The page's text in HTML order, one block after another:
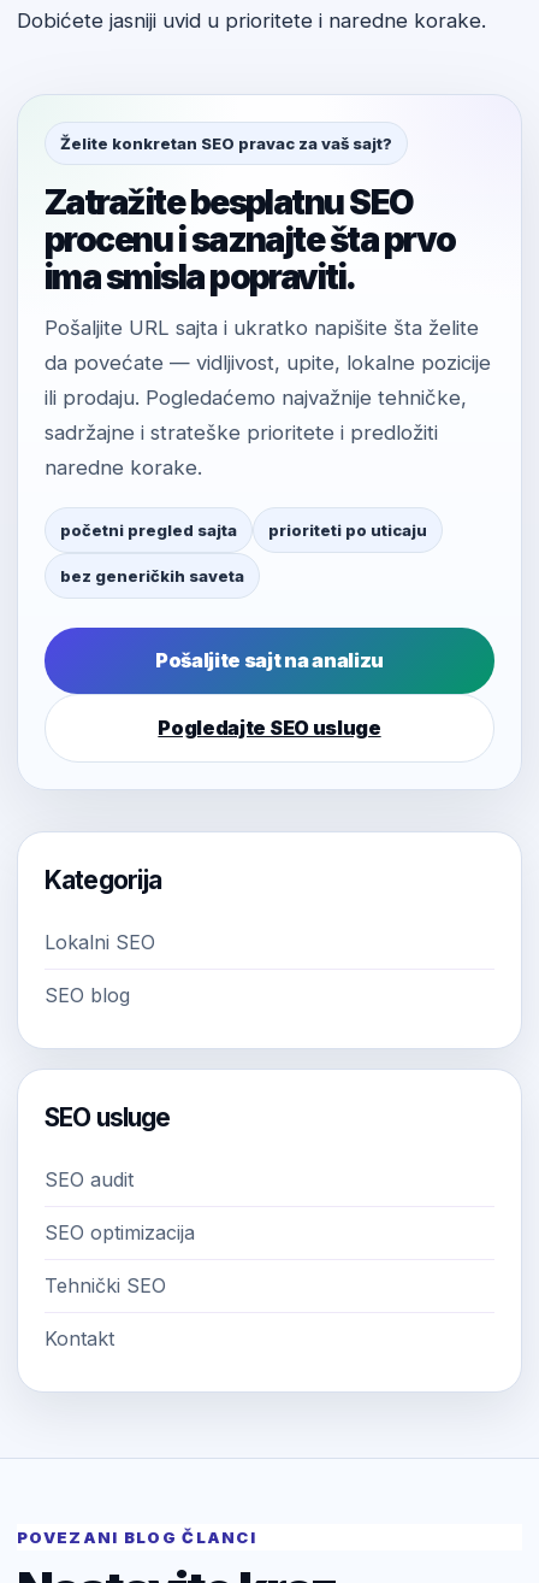
Dobićete jasniji uvid u prioritete i naredne korake.
Želite konkretan SEO pravac za vaš sajt?
Zatražite besplatnu SEO
procenu i saznajte šta prvo
ima smisla popraviti.
Pošaljite URL sajta i ukratko napišite šta želite
da povećate — vidljivost, upite, lokalne pozicije
ili prodaju. Pogledaćemo najvažnije tehničke,
sadržajne i strateške prioritete i predložiti
naredne korake.
početni pregled sajta prioriteti po uticaju
bez generičkih saveta
Pošaljite sajt na analizu
Pogledajte SEO usluge
Kategorija
Lokalni SEO
SEO blog
SEO usluge
SEO audit
SEO optimizacija
Tehnički SEO
Kontakt
POVEZANI BLOG ČLANCI